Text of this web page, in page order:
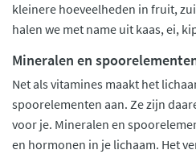
kleinere hoeveelheden in fruit,
halen we met name uit kaas, ei,
Mineralen en
Net als vitamines maakt het
spoorelementen aan. Ze zijn
voor je. Mineralen en
en hormonen in je lichaam. Het